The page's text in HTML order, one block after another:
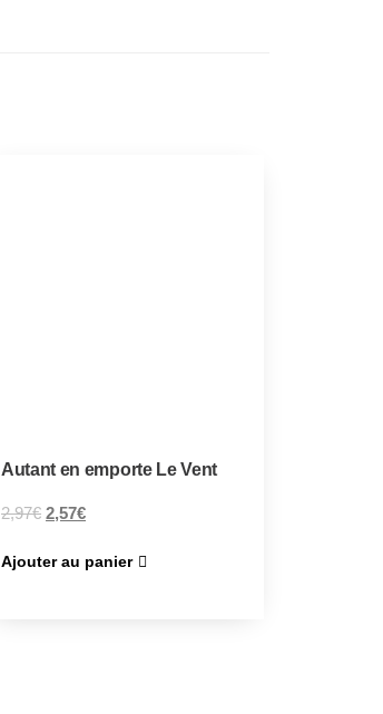
Autant en emporte Le Vent
2,97€ 2,57€
Ajouter au panier